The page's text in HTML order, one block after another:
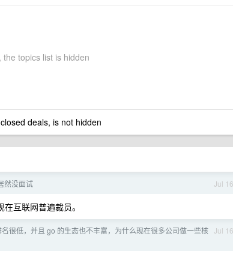
topics list is hidden
deals, is not hidden
Jul 16
然没面试
互联网普遍裁员。
Jul 16
很低，并且 go 的生态也不丰富，为什么现在很多公司做一些核